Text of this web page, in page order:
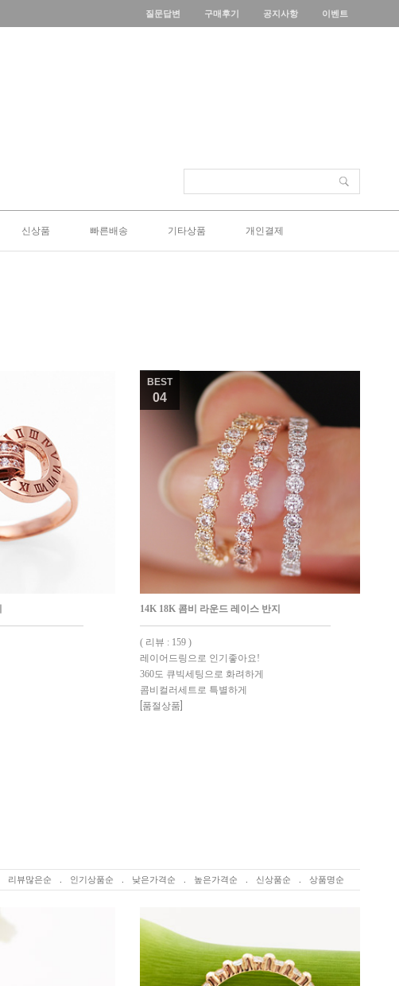
질문답변 구매후기 공지사항 이벤트
신상품 빠른배송 기타상품 개인결제
BEST
04
14K 18K 콤비 라운드 레이스 반지
( 리뷰 : 159 )
레이어드링으로 인기좋아요!
360도 큐빅세팅으로 화려하게
콤비컬러세트로 특별하게
[품절상품]
리뷰많은순 인기상품순 낮은가격순 높은가격순 신상품순 상품명순